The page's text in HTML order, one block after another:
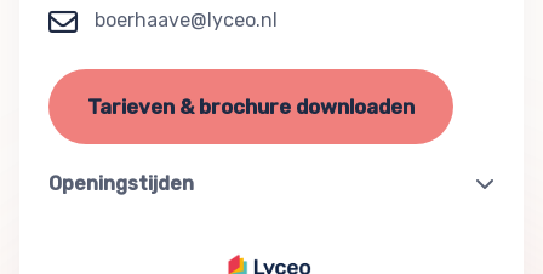
boerhaave@lyceo.nl
Tarieven & brochure downloaden
Openingstijden